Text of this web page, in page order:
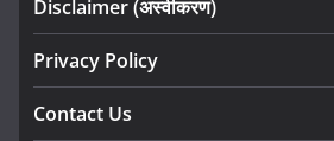
Disclaimer (अस्वीकरण)
Privacy Policy
Contact Us